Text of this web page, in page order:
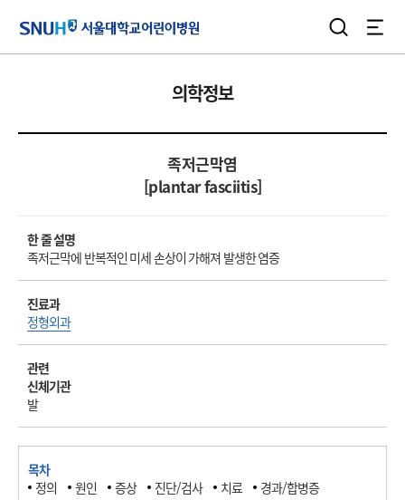
검색
의학정보
족저근막염
[plantar fasciitis]
한 줄 설명
족저근막에 반복적인 미세 손상이 가해져 발생한 염증
진료과
정형외과
관련
신체기관
발
목차
정의
원인 증상 진단/검사 치료
경과/합병증